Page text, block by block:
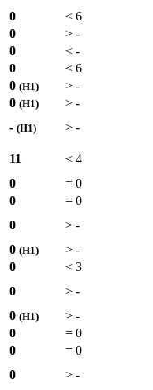
0 < 6
0 > -
0 < -
0 < 6
0 (H1) > -
0 (H1) > -
- (H1) > -
11 < 4
0 = 0
0 = 0
0 > -
0 (H1) > -
0 < 3
0 > -
0 (H1) > -
0 = 0
0 = 0
0 > -